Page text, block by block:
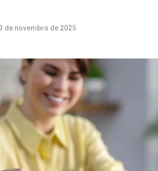
de novembro de 2025